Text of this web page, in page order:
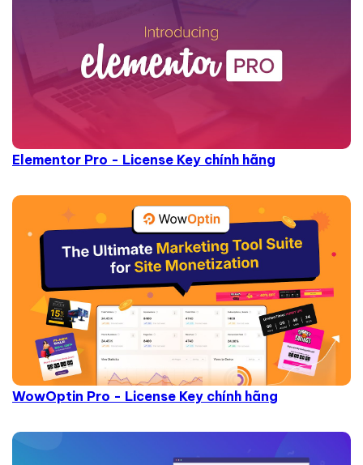
Elementor Pro - License Key chính hãng
WowOptin Pro - License Key chính hãng